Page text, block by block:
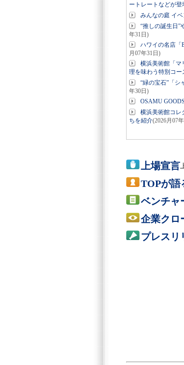
ートレートなどが登
みんなの庭 イ
“推しの誕生日”
年31日)
ハワイの名店「
月07年31日)
横浜美術館「マ
理を味わう特別コー
“緑の宝石”「シ
年30日)
OSAMU
横浜美術館コレ
ちを紹介(2026月07
上場宣言
TOPが語
ベンチャ
企業クロ
プレスリ